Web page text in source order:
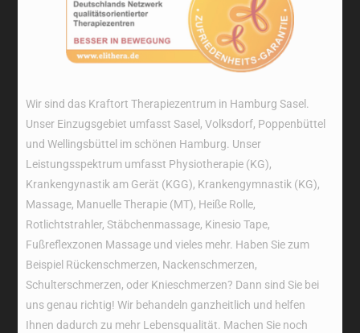
Wir sind das Kraftort Therapiezentrum in Hamburg Sasel.
Unser Einzugsgebiet umfasst Sasel, Volksdorf, Poppenbüttel
und Wellingsbüttel im schönen Hamburg. Unser
Leistungsspektrum umfasst Physiotherapie (KG),
Krankengynastik am Gerät (KGG), Krankengymnastik (KG),
Massage, Manuelle Therapie (MT), Heiße Rolle,
Rotlichtstrahler, Stäbchenmassage, Kinesio Tape,
Fußreflexzonen Massage und vieles mehr. Haben Sie zum
Beispiel Rückenschmerzen, Nackenschmerzen,
Schulterschmerzen, oder Knieschmerzen? Dann sind Sie bei
uns genau richtig! Wir behandeln ganzheitlich und helfen
Ihnen dadurch zu mehr Lebensqualität. Machen Sie noch